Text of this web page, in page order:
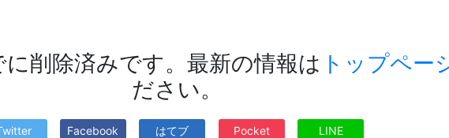
削除済みです。最新の情報は トップペー
ださい。
Facebook はてブ Pocket LINE